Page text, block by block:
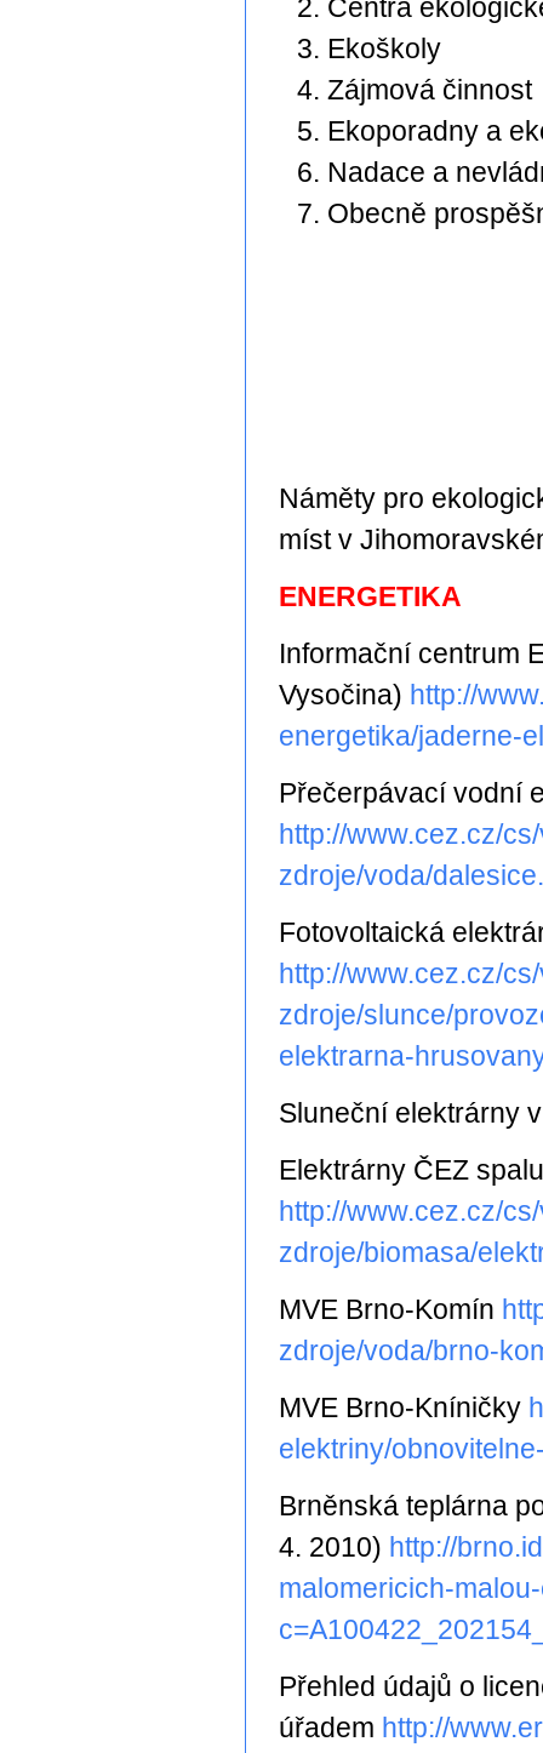
Centra
Ekoškoly
Zájmová činnost
Ekoporadny a
Nadace a
Obecně
Náměty pro
míst v
ENERGETIKA
Informační centrum
Vysočina) http://
energetika/jaderne-
Přečerpávací vodní
http://www.cez.cz/
zdroje/voda/
Fotovoltaická
http://www.cez.cz/
zdroje/slunce/
elektrarna-
Sluneční elektrárny
Elektrárny ČEZ
http://www.cez.cz/
zdroje/biomasa/
MVE Brno-Komín
zdroje/voda/brno-
MVE Brno-Kníničky
elektriny/
Brněnská teplárna
4. 2010) http://
malomericich-
Přehled údajů o
úřadem http://